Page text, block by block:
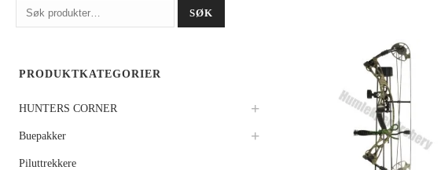
Søk
etter:
SØK
PRODUKTKATEGORIER
HUNTERS CORNER
Buepakker
Piluttrekkere